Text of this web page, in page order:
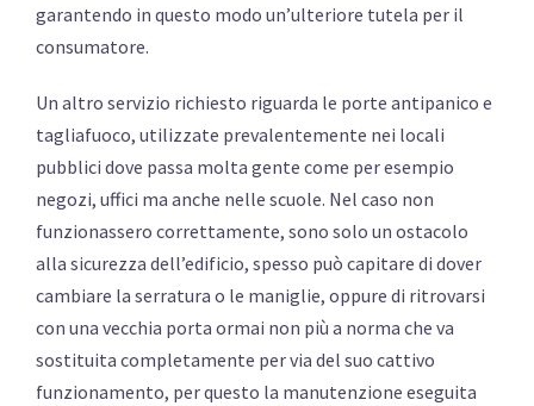
garantendo in questo modo un’ulteriore tutela per il
consumatore.
Un altro servizio richiesto riguarda le porte antipanico e
tagliafuoco, utilizzate prevalentemente nei locali
pubblici dove passa molta gente come per esempio
negozi, uffici ma anche nelle scuole. Nel caso non
funzionassero correttamente, sono solo un ostacolo
alla sicurezza dell’edificio, spesso può capitare di dover
cambiare la serratura o le maniglie, oppure di ritrovarsi
con una vecchia porta ormai non più a norma che va
sostituita completamente per via del suo cattivo
funzionamento, per questo la manutenzione eseguita